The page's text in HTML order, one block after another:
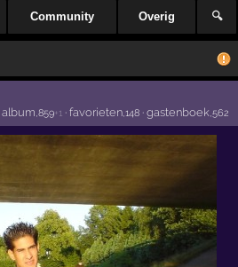
Community Overig 🔍
album ,859+1· favorieten,148· gastenboek ,562